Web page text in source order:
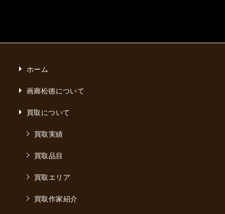
ホーム
画廊松德について
買取について
買取実績
買取品目
買取エリア
買取作家紹介